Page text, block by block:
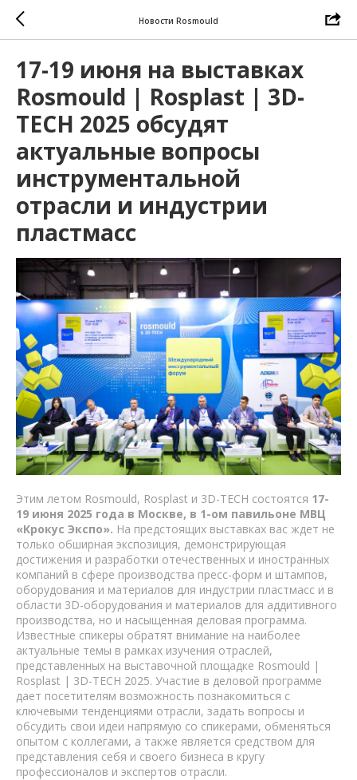
Новости Rosmould
17-19 июня на выставках
Rosmould | Rosplast | 3D-
TECH 2025 обсудят
актуальные вопросы
инструментальной
отрасли и индустрии
пластмасс
Этим летом Rosmould, Rosplast и 3D-TECH состоятся 17-
19 июня 2025 года в Москве, в 1-ом павильоне МВЦ
«Крокус Экспо». На предстоящих выставках вас ждет не
только обширная экспозиция, демонстрирующая
достижения и разработки отечественных и иностранных
компаний в сфере производства пресс-форм и штампов,
оборудования и материалов для индустрии пластмасс и в
области 3D-оборудования и материалов для аддитивного
производства, но и насыщенная деловая программа.
Известные спикеры обратят внимание на наиболее
актуальные темы в рамках изучения отраслей,
представленных на выставочной площадке Rosmould |
Rosplast | 3D-TECH 2025. Участие в деловой программе
дает посетителям возможность познакомиться с
ключевыми тенденциями отрасли, задать вопросы и
обсудить свои идеи напрямую со спикерами, обменяться
опытом с коллегами, а также является средством для
представления себя и своего бизнеса в кругу
профессионалов и экспертов отрасли.